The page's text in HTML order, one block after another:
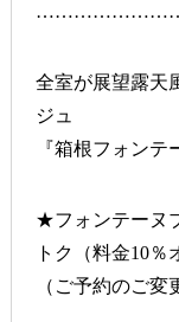
全室が展望露天
ジュ
『箱根フォンテ
★フォンテーヌ
トク（料金10％
（ご予約のご変